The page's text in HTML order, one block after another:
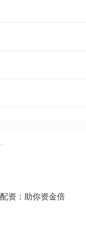
资：助你资金倍